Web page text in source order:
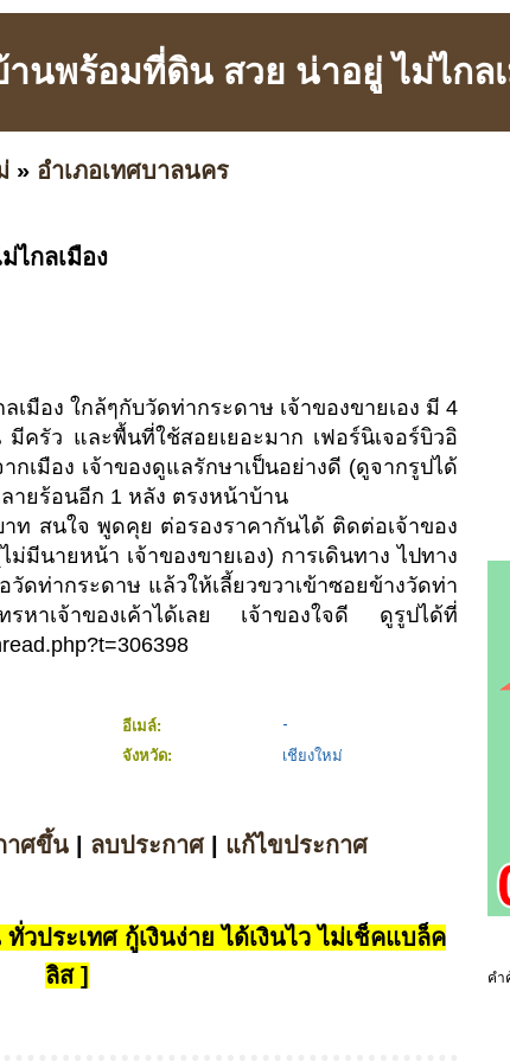
นพร้อมที่ดิน สวย น่าอยู่ ไม่ไกล
» อำเภอเทศบาลนคร
ไกลเมือง
มือง ใกล้ๆกับวัดท่ากระดาษ เจ้าของขายเอง มี 4
รัว และพื้นที่ใช้สอยเยอะมาก เฟอร์นิเจอร์บิวอิ
เมือง เจ้าของดูแลรักษาเป็นอย่างดี (ดูจากรูปได้
ายร้อนอีก 1 หลัง ตรงหน้าบ้าน
าท สนใจ พูดคุย ต่อรองราคากันได้ ติดต่อเจ้าของ
ม่มีนายหน้า เจ้าของขายเอง) การเดินทาง ไปทาง
วัดท่ากระดาษ แล้วให้เลี้ยวขวาเข้าซอยข้างวัดท่า
รหาเจ้าของเค้าได้เลย เจ้าของใจดี ดูรูปได้ที่
อีเมล์:
จังหวัด: เชียงใหม่
าศขึ้น| ลบประกาศ| แก้ไขประกาศ
ประเทศ กู้เงินง่าย ได้เงินไว ไม่เช็คแบล็ค
ลิส ]
คำ